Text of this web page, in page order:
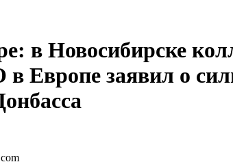
в Новосибирске
Европе заявил о